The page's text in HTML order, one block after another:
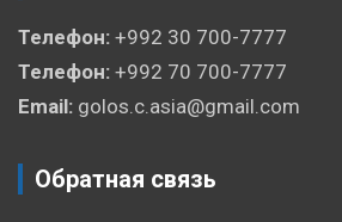
Телефон: +992 30 700-7777
Телефон: +992 70 700-7777
Email: golos.c.asia@gmail.com
Обратная связь